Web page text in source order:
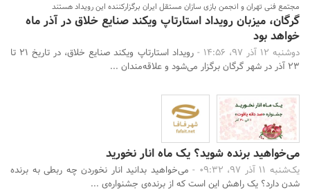
مجتمع فنی تهران و انجمن بازی سازان مستقل ایران برگزارکننده این رویداد هستند
گرگان، میزبان رویداد استارتاپ ویکند صنایع خلاق در آذر ماه
خواهد بود
دوشنبه 12 آذر 97، 14:56 -
رویداد استارتاپ ویکند صنایع خلاق، در تاریخ ۲۱ تا
۲۳ آذر در شهر گرگان برگزار می‌شود و علاقه‌مندان ...
می‌خواهید برنده شوید؟ یک ماه انار نخورید
یک‌شنبه 11 آذر 97، 09:32 -
می‌خواهید بدانید انار نخوردن چه ربطی به برنده
شدن دارد؟ یک راهش این است که از برنده‌ی جشنواره‌ی ...